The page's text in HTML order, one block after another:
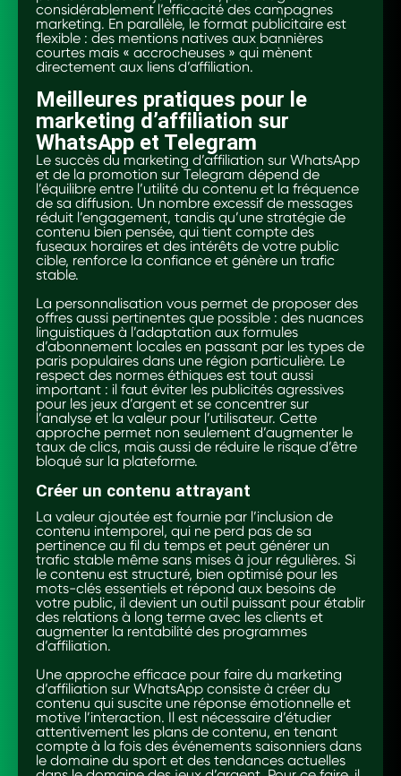
considérablement l’efficacité des campagnes
marketing. En parallèle, le format publicitaire est
flexible : des mentions natives aux bannières
courtes mais « accrocheuses » qui mènent
directement aux liens d’affiliation.
Meilleures pratiques pour le
marketing d’affiliation sur
WhatsApp et Telegram
Le succès du marketing d’affiliation sur WhatsApp
et de la promotion sur Telegram dépend de
l’équilibre entre l’utilité du contenu et la fréquence
de sa diffusion. Un nombre excessif de messages
réduit l’engagement, tandis qu’une stratégie de
contenu bien pensée, qui tient compte des
fuseaux horaires et des intérêts de votre public
cible, renforce la confiance et génère un trafic
stable.
La personnalisation vous permet de proposer des
offres aussi pertinentes que possible : des nuances
linguistiques à l’adaptation aux formules
d’abonnement locales en passant par les types de
paris populaires dans une région particulière. Le
respect des normes éthiques est tout aussi
important : il faut éviter les publicités agressives
pour les jeux d’argent et se concentrer sur
l’analyse et la valeur pour l’utilisateur. Cette
approche permet non seulement d’augmenter le
taux de clics, mais aussi de réduire le risque d’être
bloqué sur la plateforme.
Créer un contenu attrayant
La valeur ajoutée est fournie par l’inclusion de
contenu intemporel, qui ne perd pas de sa
pertinence au fil du temps et peut générer un
trafic stable même sans mises à jour régulières. Si
le contenu est structuré, bien optimisé pour les
mots-clés essentiels et répond aux besoins de
votre public, il devient un outil puissant pour établir
des relations à long terme avec les clients et
augmenter la rentabilité des programmes
d’affiliation.
Une approche efficace pour faire du marketing
d’affiliation sur WhatsApp consiste à créer du
contenu qui suscite une réponse émotionnelle et
motive l’interaction. Il est nécessaire d’étudier
attentivement les plans de contenu, en tenant
compte à la fois des événements saisonniers dans
le domaine du sport et des tendances actuelles